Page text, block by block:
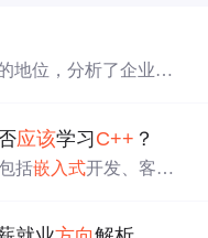
地位，分析了企业对
发中的核心地位。同
，避免盲目追求潮流
应该学习C++ ？
括嵌入式开发、客户